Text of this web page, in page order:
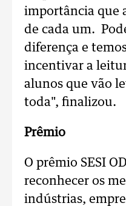
importância que
de cada um.
diferença e
incentivar a
alunos que vão
toda", finalizou.
Prêmio
O prêmio SESI
reconhecer os
indústrias,